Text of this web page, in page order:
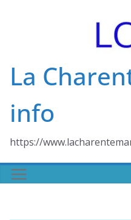
La
info
https://